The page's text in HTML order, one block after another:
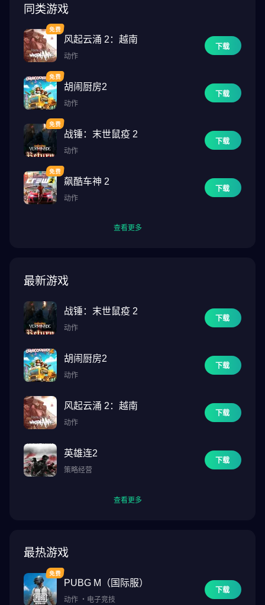
同类游戏
风起云涌 2：越南
动作
下载
胡闹厨房2
动作
下载
战锤：末世鼠疫 2
动作
下载
飙酷车神 2
动作
下载
查看更多
最新游戏
战锤：末世鼠疫 2
动作
下载
胡闹厨房2
动作
下载
风起云涌 2：越南
动作
下载
英雄连2
策略经营
下载
查看更多
最热游戏
PUBG M（国际服）
动作 ・ 电子竞技
下载